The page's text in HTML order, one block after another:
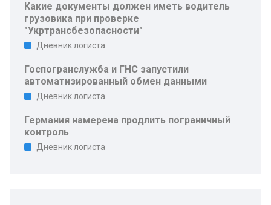
Какие документы должен иметь водитель
грузовика при проверке
"Укртрансбезопасности"
Дневник логиста
Госпогранслужба и ГНС запустили
автоматизированный обмен данными
Дневник логиста
Германия намерена продлить пограничный
контроль
Дневник логиста